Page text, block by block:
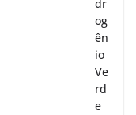
dr
og
ên
io
Ve
rd
e